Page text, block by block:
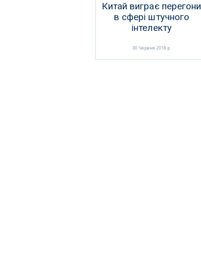
Китай виграє перегони
в сфері штучного
інтелекту
30 Червня 2018 р.